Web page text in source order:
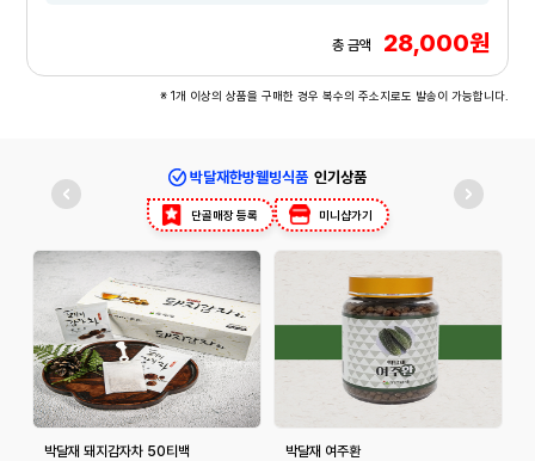
총 금액 28,000원
※ 1개 이상의 상품을 구매한 경우 복수의 주소지로도 발송이 가능합니다.
박달재한방웰빙식품 인기상품
단골매장 등록 미니샵가기
박달재 돼지감자차 50티백
박달재 여주환